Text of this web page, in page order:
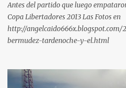
Antes del partido que luego
Copa Libertadores 2013 Las Fotos en
http://angelcaido666x.blogspot.com/
bermudez-tardenoche-y-el.html